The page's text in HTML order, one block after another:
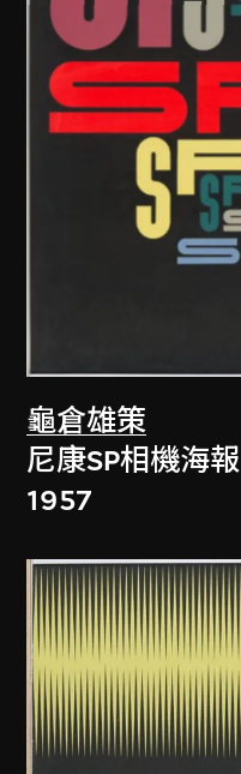
龜倉雄策
尼康SP相機海報
1957